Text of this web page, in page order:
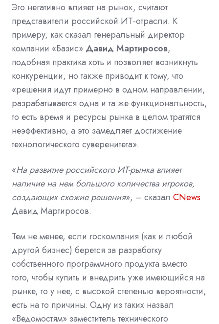
Это негативно влияет на рынок, считают
представители российской ИТ-отрасли. К
примеру, как сказал генеральный директор
компании «Базис» Давид Мартиросов,
подобная практика хоть и позволяет возникнуть
конкуренции, но также приводит к тому, что
«решения идут примерно в одном направлении,
разрабатывается одна и та же функциональность,
то есть время и ресурсы рынка в целом тратятся
неэффективно, а это замедляет достижение
технологического суверенитета».
«На развитие российского ИТ-рынка влияет
наличие на нем большого количества игроков,
создающих схожие решения», – сказал CNews
Давид Мартиросов.
Тем не менее, если госкомпания (как и любой
другой бизнес) берется за разработку
собственного программного продукта вместо
того, чтобы купить и внедрить уже имеющийся на
рынке, то у нее, с высокой степенью вероятности,
есть на то причины. Одну из таких назвал
«Ведомостям» заместитель технического